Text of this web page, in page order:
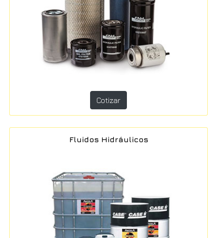
Cotizar
Fluidos Hidráulicos